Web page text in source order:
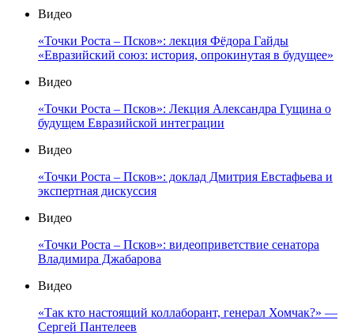
Видео
«Точки Роста – Псков»: лекция Фёдора Гайды
«Евразийский союз: история, опрокинутая в будущее»
Видео
«Точки Роста – Псков»: Лекция Александра Гущина о
будущем Евразийской интеграции
Видео
«Точки Роста – Псков»: доклад Дмитрия Евстафьева и
экспертная дискуссия
Видео
«Точки Роста – Псков»: видеоприветствие сенатора
Владимира Джабарова
Видео
«Так кто настоящий коллаборант, генерал Хомчак?» —
Сергей Пантелеев